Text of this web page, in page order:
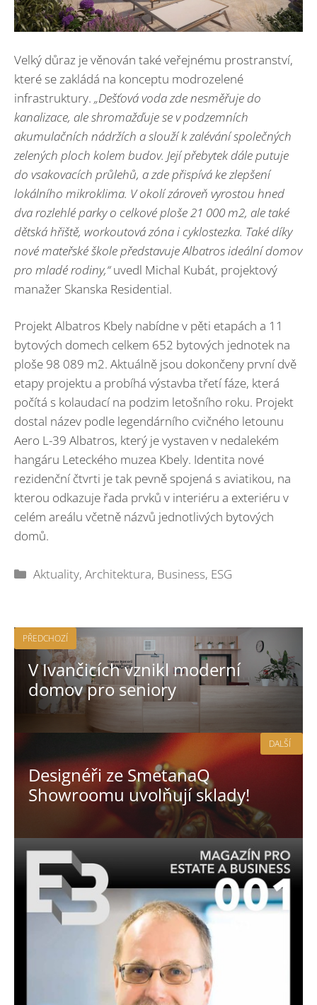
Velký důraz je věnován také veřejnému prostranství,
které se zakládá na konceptu modrozelené
infrastruktury. „Dešťová voda zde nesměřuje do
kanalizace, ale shromažďuje se v podzemních
akumulačních nádržích a slouží k zalévání společných
zelených ploch kolem budov. Její přebytek dále putuje
do vsakovacích průlehů, a zde přispívá ke zlepšení
lokálního mikroklima. V okolí zároveň vyrostou hned
dva rozlehlé parky o celkové ploše 21 000 m2, ale také
dětská hřiště, workoutová zóna i cyklostezka. Také díky
nové mateřské škole představuje Albatros ideální domov
pro mladé rodiny,“uvedl Michal Kubát, projektový
manažer Skanska Residential.
Projekt Albatros Kbely nabídne v pěti etapách a 11
bytových domech celkem 652 bytových jednotek na
ploše 98 089 m2. Aktuálně jsou dokončeny první dvě
etapy projektu a probíhá výstavba třetí fáze, která
počítá s kolaudací na podzim letošního roku. Projekt
dostal název podle legendárního cvičného letounu
Aero L-39 Albatros, který je vystaven v nedalekém
hangáru Leteckého muzea Kbely. Identita nové
rezidenční čtvrti je tak pevně spojená s aviatikou, na
kterou odkazuje řada prvků v interiéru a exteriéru v
celém areálu včetně názvů jednotlivých bytových
domů.
Rubriky
Aktuality,Architektura, Business, ESG
PŘEDCHOZÍ
V Ivančicích vznikl moderní
domov pro seniory
Designéři ze SmetanaQ
Showroomu uvolňují sklady!
DALŠÍ